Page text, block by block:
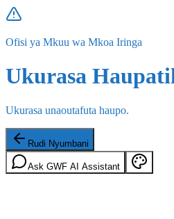
Ofisi ya Mkuu wa Mkoa Iringa
Ukurasa
Ukurasa unaoutafuta haupo.
Rudi Nyumbani
Ask GWF AI Assistant